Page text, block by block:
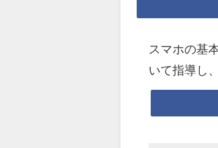
スマホの基
いて指導し、